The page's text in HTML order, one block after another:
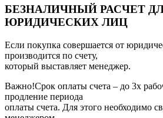
БЕЗНАЛИЧНЫЙ РАСЧЕТ
ЮРИДИЧЕСКИХ ЛИЦ
Если покупка совершается от
производится по счету,
который выставляет менеджер.
Важно!Срок оплаты счета – до 3х
продление периода
оплаты счета. Для этого необходимо